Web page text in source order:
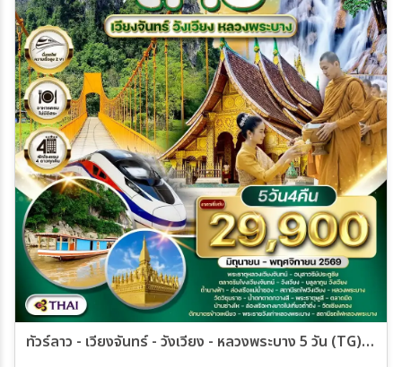
14 ธ.ค. 69 - 17 ธ.ค. 69
23 ธ.ค. 69 - 26 ธ.ค. 69
ทัวร์ลาว - เวียงจันทร์ - วังเวียง - หลวงพระบาง 5 วัน (TG) JUN - NOV 2026